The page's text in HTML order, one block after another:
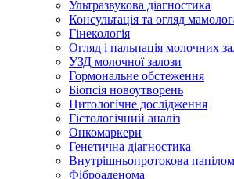
Ультразвукова діагностика
Консультація та огляд
Гінекологія
Огляд і пальпація молочних
УЗД молочної залози
Гормональне обстеження
Біопсія новоутворень
Цитологічне дослідження
Гістологічний аналіз
Онкомаркери
Генетична діагностика
Внутрішньопротокова
Фіброаденома